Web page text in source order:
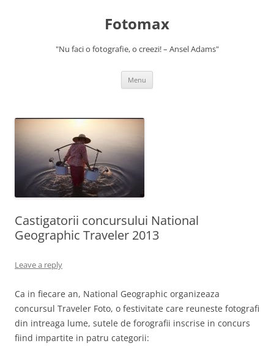
Fotomax
"Nu faci o fotografie, o creezi! – Ansel Adams"
Menu
Castigatorii concursului National
Geographic Traveler 2013
Leave a reply
Ca in fiecare an, National Geographic organizeaza
concursul Traveler Foto, o festivitate care reuneste fotografi
din intreaga lume, sutele de forografii inscrise in concurs
fiind impartite in patru categorii: